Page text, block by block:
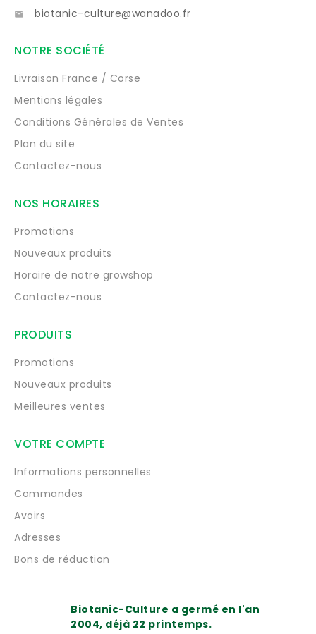
 biotanic-culture@wanadoo.fr
NOTRE SOCIÉTÉ
Livraison France / Corse
Mentions légales
Conditions Générales de Ventes
Plan du site
Contactez-nous
NOS HORAIRES
Promotions
Nouveaux produits
Horaire de notre growshop
Contactez-nous
PRODUITS
Promotions
Nouveaux produits
Meilleures ventes
VOTRE COMPTE
Informations personnelles
Commandes
Avoirs
Adresses
Bons de réduction
Biotanic-Culture a germé en l'an
2004, déjà 22 printemps.